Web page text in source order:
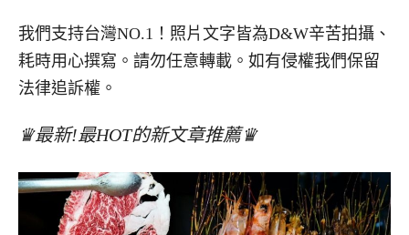
我們支持台灣NO.1！照片文字皆為D&W辛苦拍攝、
耗時用心撰寫。請勿任意轉載。如有侵權我們保留
法律追訴權。
♛最新!最HOT的新文章推薦♛